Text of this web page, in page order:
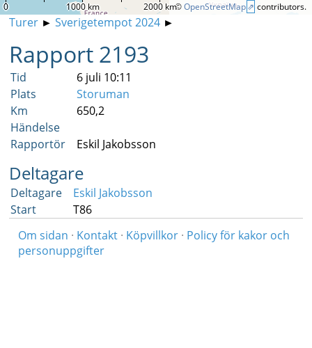
©OpenStreetMap contributors.
0 1000 km 2000 km
Turer► Sverigetempot 2024►
Rapport 2193
Tid
6 juli 10:11
Plats
Storuman
Km
650,2
Händelse
Rapportör
Eskil Jakobsson
Deltagare
Deltagare
Eskil Jakobsson
Start
T86
Om sidan · Kontakt· Köpvillkor· Policy för kakor och
personuppgifter